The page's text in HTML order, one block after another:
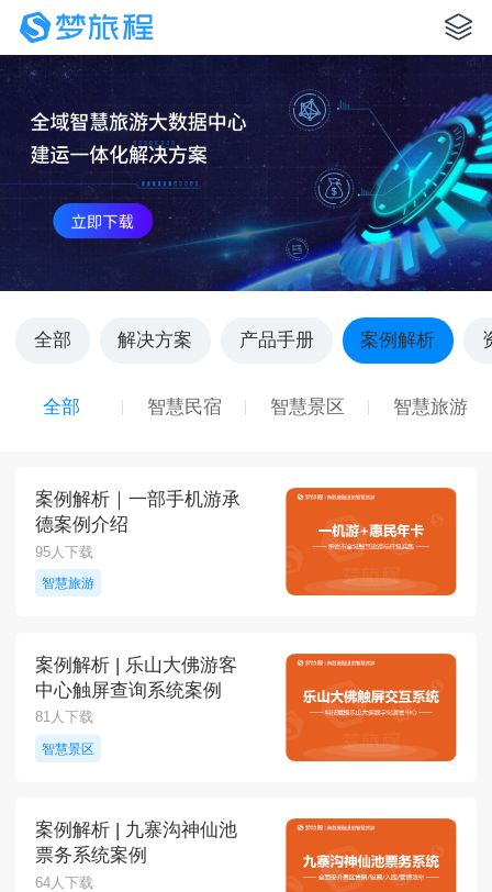
全部 解决方案 产品手册 案例解析
全部 智慧民宿 智慧景区 智慧旅游
案例解析｜一部手机游承
德案例介绍
95人下载
智慧旅游
案例解析 | 乐山大佛游客
中心触屏查询系统案例
81人下载
智慧景区
案例解析 | 九寨沟神仙池
票务系统案例
64人下载